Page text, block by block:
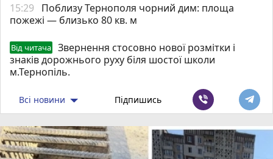
15:29
Поблизу Тернополя чорний дим: площа
пожежі — близько 80 кв. м
Від читача
Звернення стосовно нової розмітки і
знаків дорожнього руху біля шостої школи
м.Тернопіль.
Всі новини Підпишись